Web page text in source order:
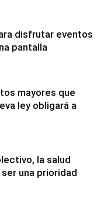
disfrutar eventos
pantalla
mayores que
ley obligará a
la salud
una prioridad